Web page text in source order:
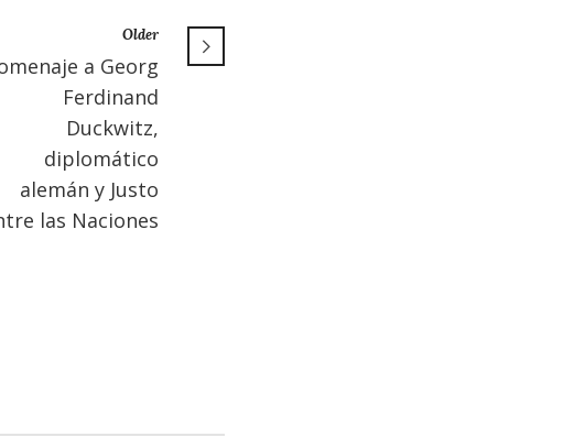
Older
a Georg
Ferdinand
Duckwitz,
diplomático
alemán y Justo
las Naciones